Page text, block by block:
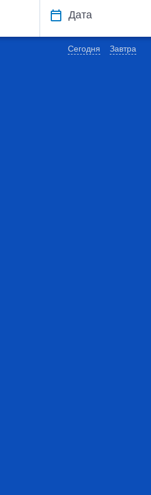
Дата
Сегодня Завтра